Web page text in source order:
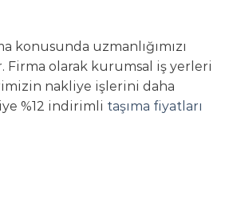
konusunda uzmanlığımızı
Firma olarak kurumsal iş yerleri
nakliye işlerini daha
%12 indirimli taşıma fiyatları